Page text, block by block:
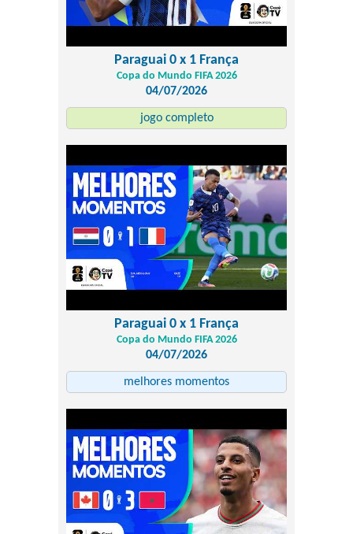
Paraguai 0 x 1 França
Copa do Mundo FIFA 2026
04/07/2026
jogo completo
Paraguai 0 x 1 França
Copa do Mundo FIFA 2026
04/07/2026
melhores momentos